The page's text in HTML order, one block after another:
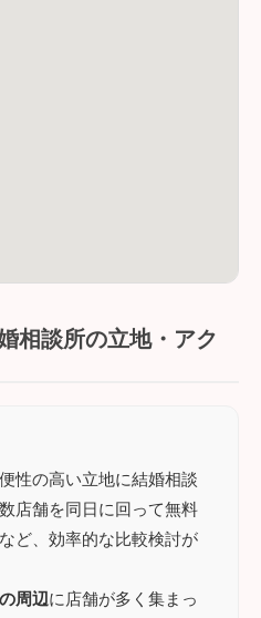
相談所の立地・アク
性の高い立地に結婚相談
店舗を同日に回って無料
ど、効率的な比較検討が
周辺 に店舗が多く集まっ